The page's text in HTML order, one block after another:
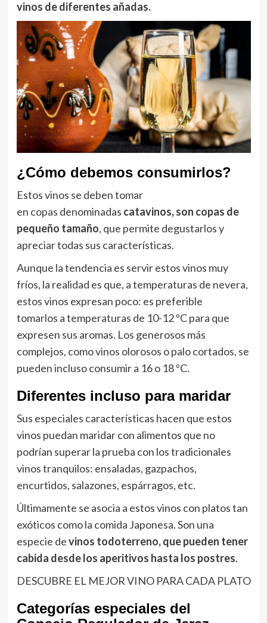
vinos de diferentes añadas.
¿Cómo debemos consumirlos?
Estos vinos se deben tomar
en copas denominadas catavinos, son copas de
pequeño tamaño, que permite degustarlos y
apreciar todas sus características.
Aunque la tendencia es servir estos vinos muy
fríos, la realidad es que, a temperaturas de nevera,
estos vinos expresan poco: es preferible
tomarlos a temperaturas de 10-12 ºC para que
expresen sus aromas. Los generosos más
complejos, como vinos olorosos o palo cortados, se
pueden incluso consumir a 16 o 18 ºC.
Diferentes incluso para maridar
Sus especiales características hacen que estos
vinos puedan maridar con alimentos que no
podrían superar la prueba con los tradicionales
vinos tranquilos: ensaladas, gazpachos,
encurtidos, salazones, espárragos, etc.
Últimamente se asocia a estos vinos con platos tan
exóticos como la comida Japonesa. Son una
especie devinos todoterreno, que pueden tener
cabida desde los aperitivos hasta los postres.
DESCUBRE EL MEJOR VINO PARA CADA PLATO
Categorías especiales del